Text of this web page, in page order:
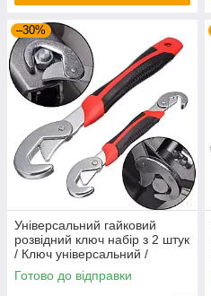
–30%
Універсальний гайковий
розвідний ключ набір з 2 штук
/ Ключ універсальний /
Розвідний ключ
Готово до відправки